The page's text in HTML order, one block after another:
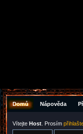
Domů Nápověda
Vítejte Host . Prosím